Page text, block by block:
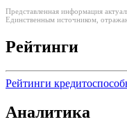
Представленная информация
Единственным источником,
Рейтинги
Рейтинги
Аналитика